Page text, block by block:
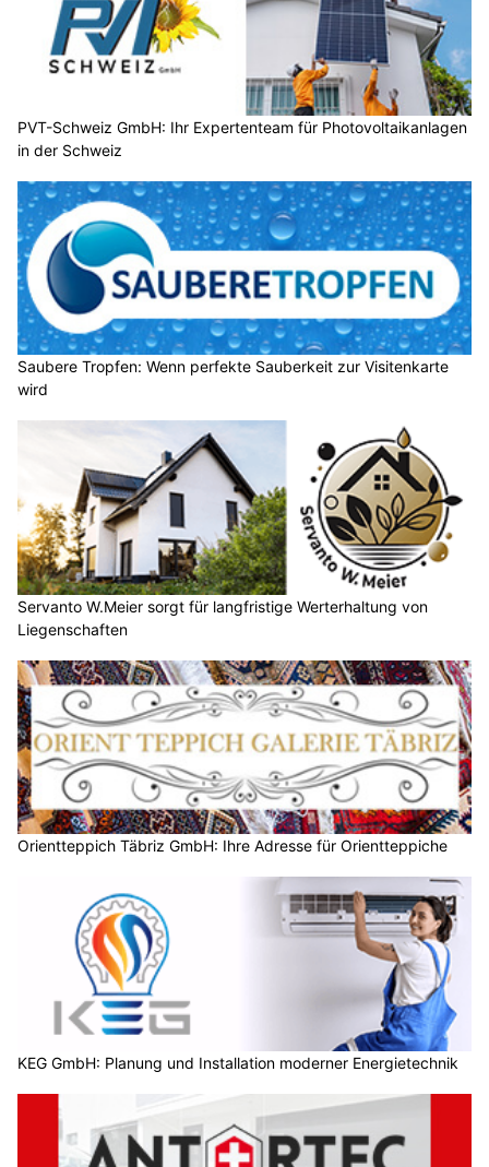
PVT-Schweiz GmbH: Ihr Expertenteam für Photovoltaikanlagen
in der Schweiz
Saubere Tropfen: Wenn perfekte Sauberkeit zur Visitenkarte
wird
Servanto W.Meier sorgt für langfristige Werterhaltung von
Liegenschaften
Orientteppich Täbriz GmbH: Ihre Adresse für Orientteppiche
KEG GmbH: Planung und Installation moderner Energietechnik